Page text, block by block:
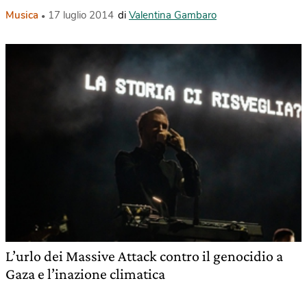
Musica 17 luglio 2014 di Valentina Gambaro
L’urlo dei Massive Attack contro il genocidio a
Gaza e l’inazione climatica